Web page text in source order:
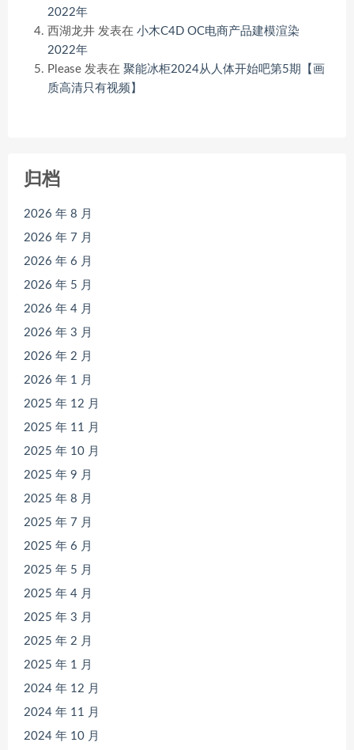
2022年
西湖龙井 发表在 小木C4D OC电商产品建模渲染
2022年
Please 发表在 聚能冰柜2024从人体开始吧第5期【画
质高清只有视频】
归档
2026 年 8 月
2026 年 7 月
2026 年 6 月
2026 年 5 月
2026 年 4 月
2026 年 3 月
2026 年 2 月
2026 年 1 月
2025 年 12 月
2025 年 11 月
2025 年 10 月
2025 年 9 月
2025 年 8 月
2025 年 7 月
2025 年 6 月
2025 年 5 月
2025 年 4 月
2025 年 3 月
2025 年 2 月
2025 年 1 月
2024 年 12 月
2024 年 11 月
2024 年 10 月